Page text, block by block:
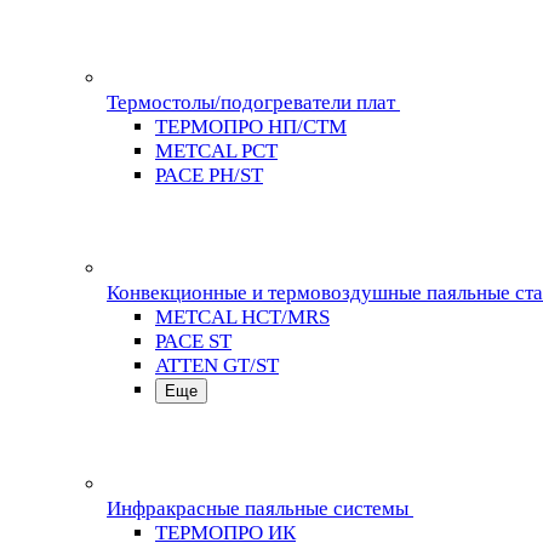
Термостолы/подогреватели плат
ТЕРМОПРО НП/СТМ
METCAL PCT
PACE PH/ST
Конвекционные и термовоздушные паяльные
METCAL HCT/MRS
PACE ST
ATTEN GT/ST
Еще
Инфракрасные паяльные системы
ТЕРМОПРО ИК